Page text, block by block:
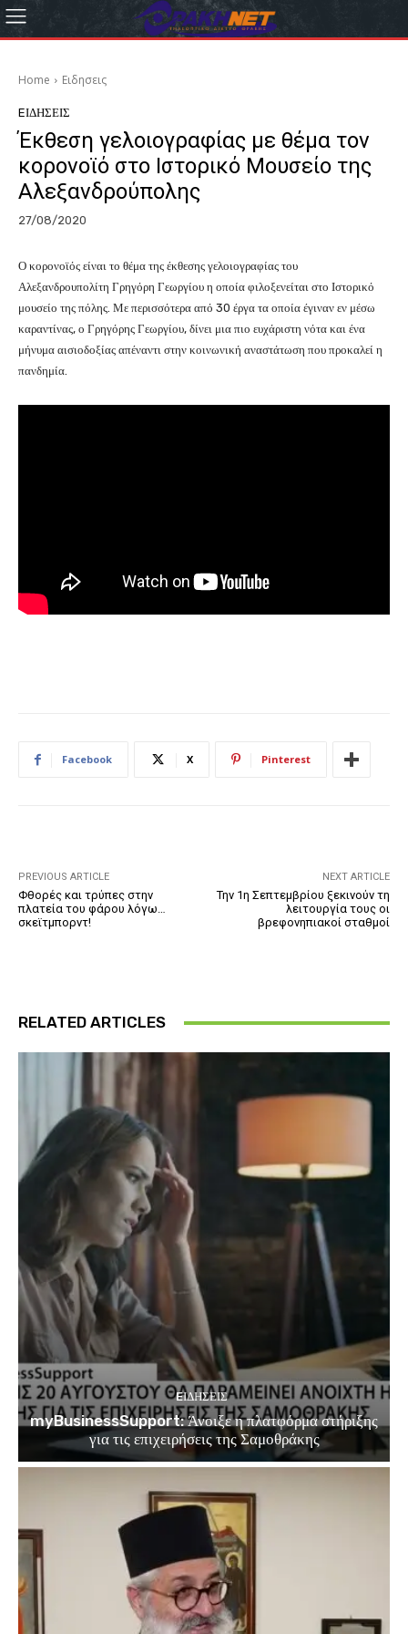
Home Eιδησεις
EΙΔΗΣΕΙΣ
Έκθεση γελοιογραφίας με θέμα τον
κορονοϊό στο Ιστορικό Μουσείο της
Αλεξανδρούπολης
27/08/2020
Ο κορονοϊός είναι το θέμα της έκθεσης γελοιογραφίας του
Αλεξανδρουπολίτη Γρηγόρη Γεωργίου η οποία φιλοξενείται στο Ιστορικό
μουσείο της πόλης. Με περισσότερα από 30 έργα τα οποία έγιναν εν μέσω
καραντίνας, ο Γρηγόρης Γεωργίου, δίνει μια πιο ευχάριστη νότα και ένα
μήνυμα αισιοδοξίας απέναντι στην κοινωνική αναστάτωση που προκαλεί η
πανδημία.
Facebook X Pinterest
PREVIOUS ARTICLE
Φθορές και τρύπες στην
πλατεία του φάρου λόγω…
σκεϊτμπορντ!
NEXT ARTICLE
Την 1η Σεπτεμβρίου ξεκινούν τη
λειτουργία τους οι
βρεφονηπιακοί σταθμοί
RELATED ARTICLES
EΙΔΗΣΕΙΣ
myBusinessSupport: Άνοιξε η πλατφόρμα στήριξης
για τις επιχειρήσεις της Σαμοθράκης